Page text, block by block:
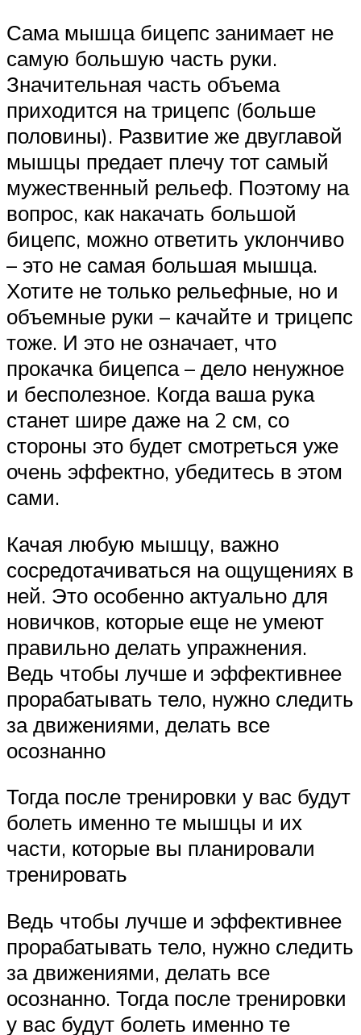
Сама мышца бицепс занимает не
самую большую часть руки.
Значительная часть объема
приходится на трицепс (больше
половины). Развитие же двуглавой
мышцы предает плечу тот самый
мужественный рельеф. Поэтому на
вопрос, как накачать большой
бицепс, можно ответить уклончиво
– это не самая большая мышца.
Хотите не только рельефные, но и
объемные руки – качайте и трицепс
тоже. И это не означает, что
прокачка бицепса – дело ненужное
и бесполезное. Когда ваша рука
станет шире даже на 2 см, со
стороны это будет смотреться уже
очень эффектно, убедитесь в этом
сами.
Качая любую мышцу, важно
сосредотачиваться на ощущениях в
ней. Это особенно актуально для
новичков, которые еще не умеют
правильно делать упражнения.
Ведь чтобы лучше и эффективнее
прорабатывать тело, нужно следить
за движениями, делать все
осознанно
Тогда после тренировки у вас будут
болеть именно те мышцы и их
части, которые вы планировали
тренировать
Ведь чтобы лучше и эффективнее
прорабатывать тело, нужно следить
за движениями, делать все
осознанно. Тогда после тренировки
у вас будут болеть именно те